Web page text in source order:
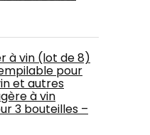
à vin (lot de 8)
pour
et autres
à vin
3 bouteilles –